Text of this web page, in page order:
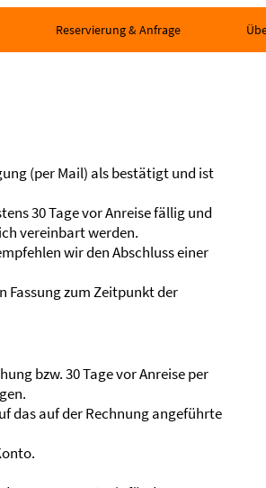
Reservierung & Anfrage
(per Mail) als bestätigt und ist
30 Tage vor Anreise fällig und
vereinbart werden.
wir den Abschluss einer
Fassung zum Zeitpunkt der
bzw. 30 Tage vor Anreise per
das auf der Rechnung angeführte